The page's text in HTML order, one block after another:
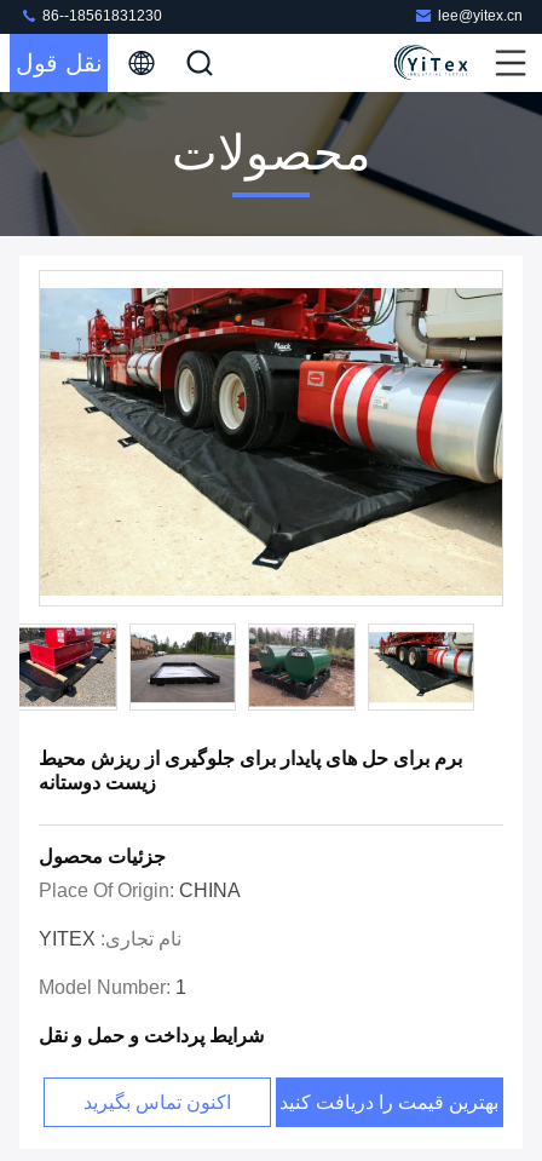
lee@yitex.cn
86--18561831230
نقل قول
محصولات
برم برای حل های پایدار برای جلوگیری از ریزش محیط
زیست دوستانه
جزئیات محصول
Place Of Origin: CHINA
نام تجاری: YITEX
Model Number: 1
شرایط پرداخت و حمل و نقل
بهترین قیمت را دریافت کنید اکنون تماس بگیرید